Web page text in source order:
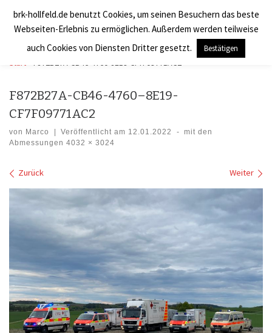
Zum Inhalt springen
BRK Hollfeld LogV
Search
Start F872B27A-CB46-4760-8E19-CF7F09771AC2
F872B27A-CB46-4760–8E19-
CF7F09771AC2
von Marco Veröffentlicht am 12.01.2022 - mit den
Abmessungen 4032 × 3024
Bilder Navigation
Zurück Weiter
brk-hollfeld.de benutzt Cookies, um seinen Besuchern das beste
Webseiten-Erlebnis zu ermöglichen. Außerdem werden teilweise
auch Cookies von Diensten Dritter gesetzt.
Bestätigen